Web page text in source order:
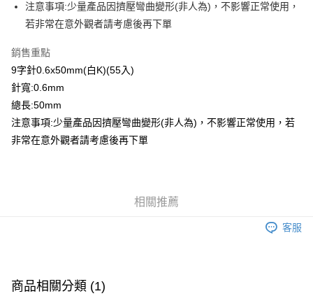
運送方式
每筆NT$60，滿NT$1,500(含以上)免運費
付款後全家取貨
7-11取貨付款
每筆NT$60，滿NT$1,500(含以上)免運費
注意事項:少量產品因擠壓彎曲變形(非人為)，不影響正常使用，
若非常在意外觀者請考慮後再下單
銷售重點
9字針0.6x50mm(白K)(55入)
針寬:0.6mm
總長:50mm
注意事項:少量產品因擠壓彎曲變形(非人為)，不影響正常使用，若
非常在意外觀者請考慮後再下單
相關推薦
客服
商品相關分類 (1)